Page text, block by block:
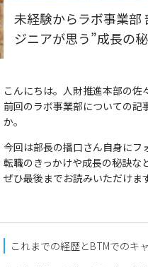
未経験からラボ事業部
ジニアが思う”成長の
こんにちは。人財推進本部の佐
前回のラボ事業部についての記
か。
今回は部長の播口さん自身にフ
転職のきっかけや成長の秘訣な
ぜひ最後までお読みいただけま
これまでの経歴とBTMでのキ